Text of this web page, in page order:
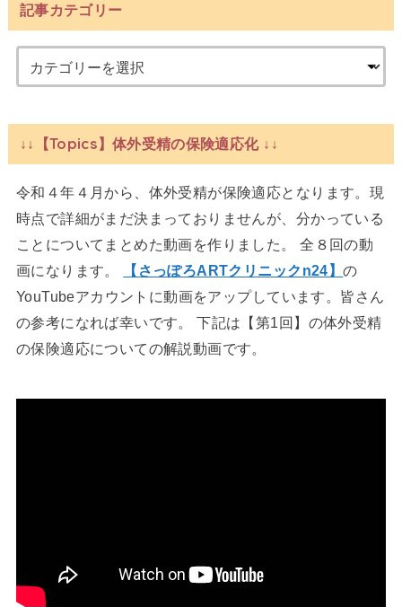
記事カテゴリー
↓↓【Topics】体外受精の保険適応化 ↓↓
令和４年４月から、体外受精が保険適応となります。現
時点で詳細がまだ決まっておりませんが、分かっている
ことについてまとめた動画を作りました。 全８回の動
画になります。
【さっぽろARTクリニックn24】の
YouTubeアカウントに動画をアップしています。皆さん
の参考になれば幸いです。 下記は【第1回】の体外受精
の保険適応についての解説動画です。